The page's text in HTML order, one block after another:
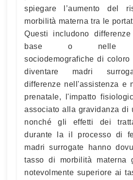
spiegare l’aumento del
morbilità materna tra le
Questi includono
base o nelle
sociodemografiche di
diventare madri
differenze nell'assistenza e
prenatale, l'impatto
associato alla gravidanza di
nonché gli effetti dei
durante la il processo di
madri surrogate hanno
tasso di morbilità materna
notevolmente superiore ai